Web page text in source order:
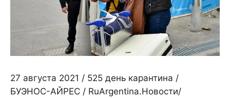
27 августа 2021 / 525 день карантина /
БУЭНОС-АЙРЕС / RuArgentina.Новости/